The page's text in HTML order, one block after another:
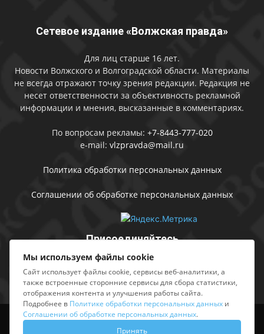
Сетевое издание «Волжская правда»
Для лиц старше 16 лет.
Новости Волжского и Волгоградской области. Материалы
не всегда отражают точку зрения редакции. Редакция не
несет ответственности за объективность рекламной
информации и мнения, высказанные в комментариях.
По вопросам рекламы: +7-8443-777-020
e-mail: vlzpravda@mail.ru
Политика обработки персональных данных
Соглашении об обработке персональных данных
Присоединяйтесь
Выходные данные Sing in
Мы используем файлы cookie
Сайт использует файлы cookie, сервисы веб-аналитики, а
также встроенные сторонние сервисы для сбора статистики,
отображения контента и улучшения работы сайта.
Подробнее в Политике обработки персональных данных и
Соглашении об обработке персональных данных.
Принять